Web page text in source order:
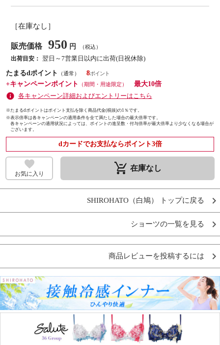
［在庫なし］
販売価格 950 円 （税込）
出荷目安： 翌日～7営業日以内に出荷(日祝休除)
たまるdポイント
（通常）
8
+キャンペーンポイント
（期間・用途限定）
最大10倍
各キャンペーン詳細およびエントリーはこちら
※たまるdポイントはポイント支払を除く商品代金(税抜)の1％です。
※表示倍率は各キャンペーンの適用条件を全て満たした場合の最大倍率です。
各キャンペーンの適用状況によっては、ポイントの進呈数・付与倍率が最大倍率より少なくなる場合が
ございます。
dカードでお支払ならポイント3倍
お気に入り remove_shopping_cart 在庫なし
SHIROHATO（白鳩） トップに戻る
ショーツの一覧を見る
商品レビューを投稿するには